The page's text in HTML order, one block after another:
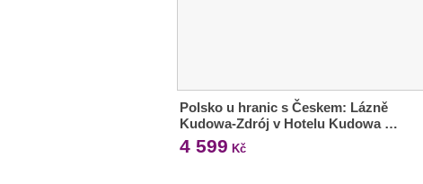
Polsko u hranic s Českem: Lázně
Kudowa-Zdrój v Hotelu Kudowa …
4 599 Kč